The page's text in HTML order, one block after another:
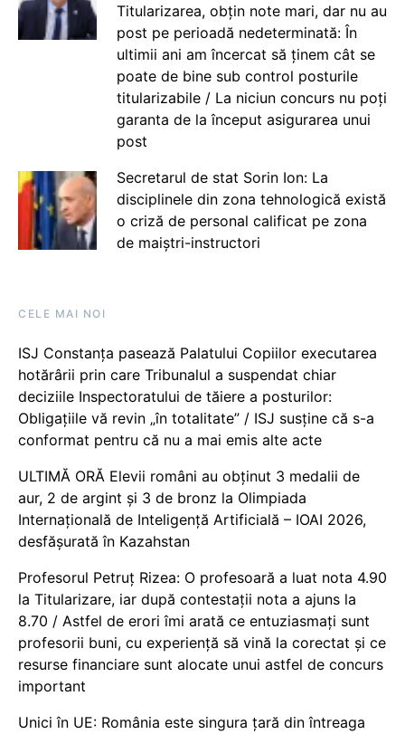
Titularizarea, obțin note mari, dar nu au
post pe perioadă nedeterminată: În
ultimii ani am încercat să ținem cât se
poate de bine sub control posturile
titularizabile / La niciun concurs nu poți
garanta de la început asigurarea unui
post
Secretarul de stat Sorin Ion: La
disciplinele din zona tehnologică există
o criză de personal calificat pe zona
de maiștri-instructori
CELE MAI NOI
ISJ Constanța pasează Palatului Copiilor executarea
hotărârii prin care Tribunalul a suspendat chiar
deciziile Inspectoratului de tăiere a posturilor:
Obligațiile vă revin „în totalitate” / ISJ susține că s-a
conformat pentru că nu a mai emis alte acte
ULTIMĂ ORĂ Elevii români au obținut 3 medalii de
aur, 2 de argint și 3 de bronz la Olimpiada
Internațională de Inteligență Artificială – IOAI 2026,
desfășurată în Kazahstan
Profesorul Petruț Rizea: O profesoară a luat nota 4.90
la Titularizare, iar după contestații nota a ajuns la
8.70 / Astfel de erori îmi arată ce entuziasmați sunt
profesorii buni, cu experiență să vină la corectat și ce
resurse financiare sunt alocate unui astfel de concurs
important
Unici în UE: România este singura țară din întreaga